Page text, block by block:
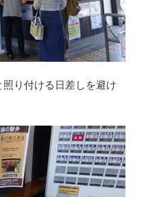
り付ける日差しを避け